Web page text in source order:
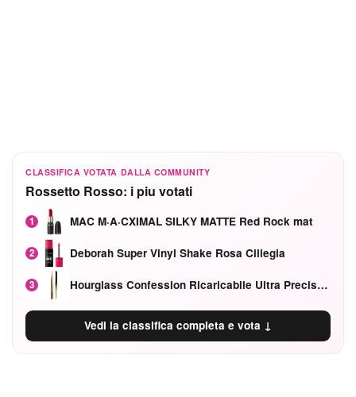
CLASSIFICA VOTATA DALLA COMMUNITY
Rossetto Rosso: i piu votati
1 MAC M·A·CXIMAL SILKY MATTE Red Rock mat
2 Deborah Super Vinyl Shake Rosa Ciliegia
3 Hourglass Confession Ricaricabile Ultra Preciso Ad Alta Intensità Secretly Classic Red
Vedi la classifica completa e vota ↓